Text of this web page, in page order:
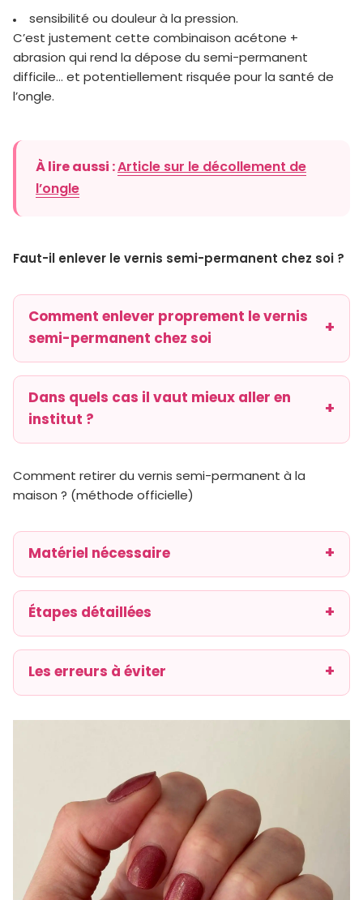
sensibilité ou douleur à la pression.
C’est justement cette combinaison acétone +
abrasion qui rend la dépose du semi-permanent
difficile… et potentiellement risquée pour la santé de
l’ongle.
À lire aussi :Article sur le décollement de
l’ongle
Faut-il enlever le vernis semi-permanent chez soi ?
Comment enlever proprement le vernis
semi-permanent chez soi
Dans quels cas il vaut mieux aller en
institut ?
Comment retirer du vernis semi-permanent à la
maison ? (méthode officielle)
Matériel nécessaire
Étapes détaillées
Les erreurs à éviter